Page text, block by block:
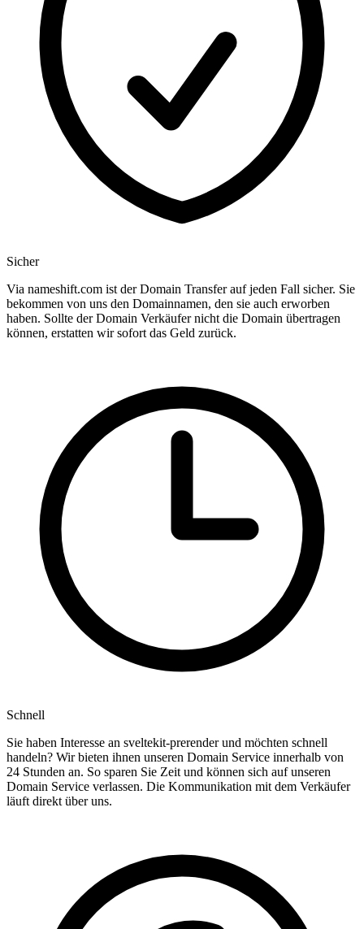
Sicher
Via nameshift.com ist der Domain Transfer auf jeden Fall sicher. Sie
bekommen von uns den Domainnamen, den sie auch erworben
haben. Sollte der Domain Verkäufer nicht die Domain übertragen
können, erstatten wir sofort das Geld zurück.
Schnell
Sie haben Interesse an sveltekit-prerender und möchten schnell
handeln? Wir bieten ihnen unseren Domain Service innerhalb von
24 Stunden an. So sparen Sie Zeit und können sich auf unseren
Domain Service verlassen. Die Kommunikation mit dem Verkäufer
läuft direkt über uns.